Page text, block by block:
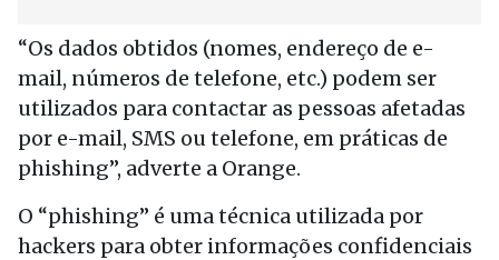
“Os dados obtidos (nomes, endereço de e-
mail, números de telefone, etc.) podem ser
utilizados para contactar as pessoas afetadas
por e-mail, SMS ou telefone, em práticas de
phishing”, adverte a Orange.
O “phishing” é uma técnica utilizada por
hackers para obter informações confidenciais